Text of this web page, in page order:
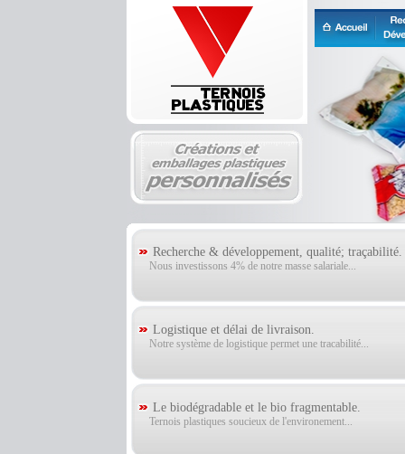
Recherche & développement, qualité; traçabilité.
Nous investissons 4% de notre masse salariale...
Logistique et délai de livraison.
Notre système de logistique permet une tracabilité...
Le biodégradable et le bio fragmentable.
Ternois plastiques soucieux de l'environement...